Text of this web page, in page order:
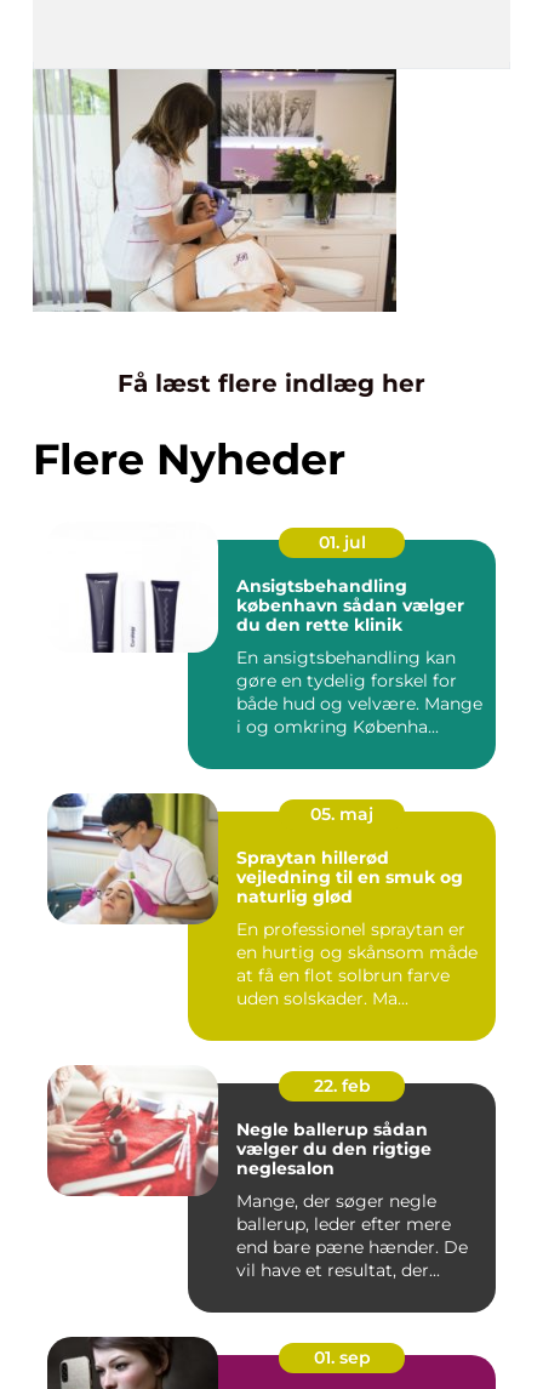
Få læst flere indlæg her
Flere Nyheder
01. jul
Ansigtsbehandling
københavn sådan vælger
du den rette klinik
En ansigtsbehandling kan
gøre en tydelig forskel for
både hud og velvære. Mange
i og omkring Københa...
05. maj
Spraytan hillerød
vejledning til en smuk og
naturlig glød
En professionel spraytan er
en hurtig og skånsom måde
at få en flot solbrun farve
uden solskader. Ma...
22. feb
Negle ballerup sådan
vælger du den rigtige
neglesalon
Mange, der søger negle
ballerup, leder efter mere
end bare pæne hænder. De
vil have et resultat, der...
01. sep